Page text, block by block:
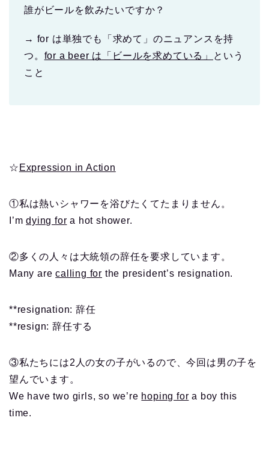
誰がビールを飲みたいですか？
→ for は単独でも「求めて」のニュアンスを持
つ。 for a beer は「ビールを求めている」
という
こと
☆ Expression in Action
①私は熱いシャワーを浴びたくてたまりません。
I’mdying for a hot shower.
②多くの人々は大統領の辞任を要求しています。
Many arecalling for the president’s resignation.
**resignation: 辞任
**resign: 辞任する
③私たちには2人の女の子がいるので、今回は男の子を
望んでいます。
We have two girls, so we’re hoping for a boy this
time.